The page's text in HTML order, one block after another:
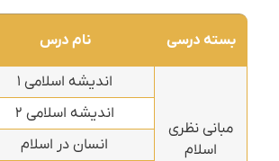
بسته درسی نام درس
مبانی نظری
اسلام
اندیشه اسلامی ۱
اندیشه اسلامی ۲
انسان در اسلام